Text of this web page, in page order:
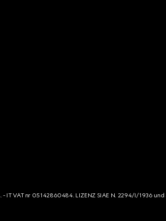
IT VAT nr 05142860484. LIZENZ SIAE N. 2294/I/1936